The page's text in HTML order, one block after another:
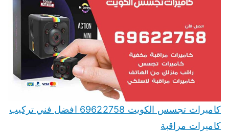
كاميرات تجسس الكويت 69622758 افضل فني تركيب
كاميرات مراقبة